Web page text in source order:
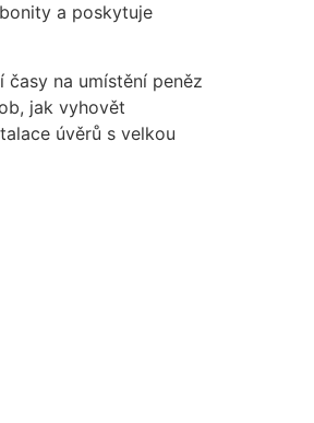
a poskytuje
na umístění peněz
jak vyhovět
úvěrů s velkou